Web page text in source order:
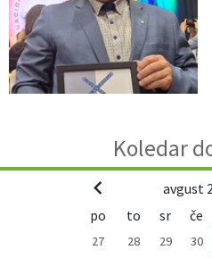
Koledar
avgust
po
to sr če
27 28 29 30